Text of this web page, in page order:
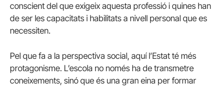
conscient del que exigeix ​​aquesta professió i quines han
de ser les capacitats i habilitats a nivell personal que es
necessiten.
Pel que fa a la perspectiva social, aquí l’Estat té més
protagonisme. L’escola no només ha de transmetre
coneixements, sinó que és una gran eina per formar